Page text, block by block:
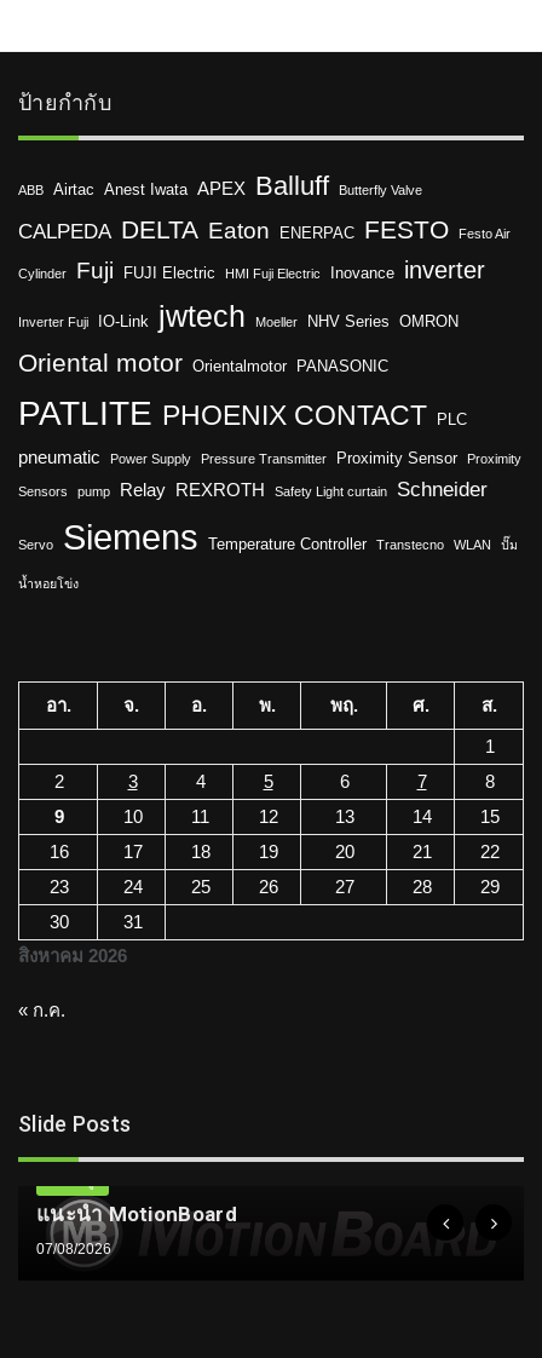
ป้ายกำกับ
ABB Airtac Anest Iwata APEX Balluff Butterfly Valve
CALPEDA DELTA Eaton ENERPAC FESTO Festo Air
Cylinder Fuji FUJI Electric HMI Fuji Electric Inovance inverter
Inverter Fuji IO-Link jwtech Moeller NHV Series OMRON
Oriental motor Orientalmotor PANASONIC
PATLITE PHOENIX CONTACT PLC
pneumatic Power Supply Pressure Transmitter Proximity Sensor Proximity
Sensors pump Relay REXROTH Safety Light curtain Schneider
Servo Siemens Temperature Controller Transtecno WLAN ปั๊ม
น้ำหอยโข่ง
สิงหาคม 2026
อา. จ. อ. พ. พฤ. ศ.
ส.
1
2
3 4 5 6 7
8
9
10 11 12 13 14
15
16
17 18 19 20 21
22
23
24 25 26 27 28
29
30
31
« ก.ค.
Slide Posts
แนะนำ MotionBoard
07/08/2026